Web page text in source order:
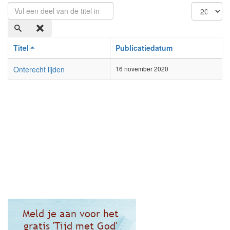
Titel Publicatiedatum
Onterecht lijden 16 november 2020